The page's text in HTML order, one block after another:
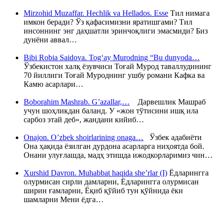
Mirzohid Muzaffar. Hechlik va Hellados. Esse Тил нимага
имкон беради? Ўз қафасимизни яратишгами? Тил
инсоннинг энг даҳшатли эринчоқлиги эмасмиди? Биз
дунёни аввал…
Bibi Robia Saidova. Tog‘ay Murodning “Bu dunyoda…
Ўзбекистон халқ ёзувчиси Тоғай Мурод таваллудининг
70 йиллиги Тоғай Муроднинг ушбу романи Кафка ва
Камю асарлари…
Boborahim Mashrab. G’azallar,… Дарвешлик Машраб
учун шоҳликдан баланд. У «жон тўтисини ишқ ила
сарбоз этай деб», жандани кийиб…
Onajon. O’zbek shoirlarining onaga… Ўзбек адабиёти
Она ҳақида ёзилган дурдона асарларга ниҳоятда бой.
Онани улуғлашда, мадҳ этишда ижодкорларимиз чин…
Xurshid Davron. Muhabbat haqida she’rlar (I) Ёдларингга
олурмисан сирли дамларни, Ёдларингга олурмисан
ширин ғамларни, Ёқиб қўйиб тун қўйнида ёки
шамларни Мени ёдга…